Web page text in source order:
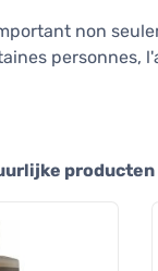
non
personnes,
producten